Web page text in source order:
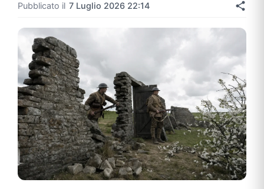
Pubblicato il 7 Luglio 2026 22:14